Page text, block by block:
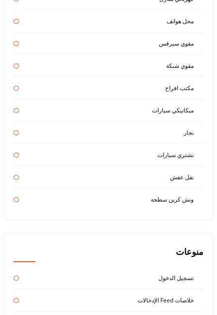
محل هواتف
مقوي سيرفس
مقوي شبكة
مكتب افراح
ميكانيكي سيارات
نجار
نشتري سيارات
نقل عفش
ونش كرين سطحة
منوعات
تسجيل الدخول
خلاصات Feed الإدخالات